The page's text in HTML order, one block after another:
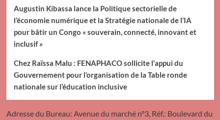
Augustin Kibassa lance la Politique sectorielle de
l’économie numérique et la Stratégie nationale de l’IA
pour bâtir un Congo « souverain, connecté, innovant et
inclusif »
Chez Raïssa Malu : FENAPHACO sollicite l’appui du
Gouvernement pour l’organisation de la Table ronde
nationale sur l’éducation inclusive
Adresse du Bureau: Avenue du marché n°3, Réf.: Boulevard du